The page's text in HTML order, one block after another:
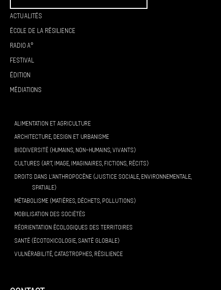
Actualités
École de la résilience
Radio A°
Festival
Édition
Médiations
ALIMENTATION ET AGRICULTURE
ARCHITECTURE, DESIGN ET URBANISME
BIODIVERSITÉ (HUMAINS, NON-HUMAINS, VIVANTS)
CULTURES (ART, IMAGE, IMAGINAIRES, FICTIONS, RÉCITS)
DROITS DANS L’ANTHROPOCÈNE (JUSTICE SOCIALE, ENVIRONNEMENTALE,
SPATIALE)
MÉTABOLISME (MATIÈRES, DÉCHETS, POLLUTIONS)
MOBILISATION DES SOCIÉTÉS
RÉORIENTATION ÉCOLOGIQUES DES TERRITOIRES
SANTÉ (ÉCOTOXICOLOGIE, SANTÉ GLOBALE)
VULNÉRABILITÉ, CATASTROPHES, RÉSILIENCE